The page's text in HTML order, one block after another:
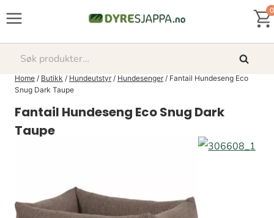
0
Søk
etter:
Søk
Home / Butikk / Hundeutstyr / Hundesenger / Fantail Hundeseng Eco
Snug Dark Taupe
Fantail Hundeseng Eco Snug Dark
Taupe